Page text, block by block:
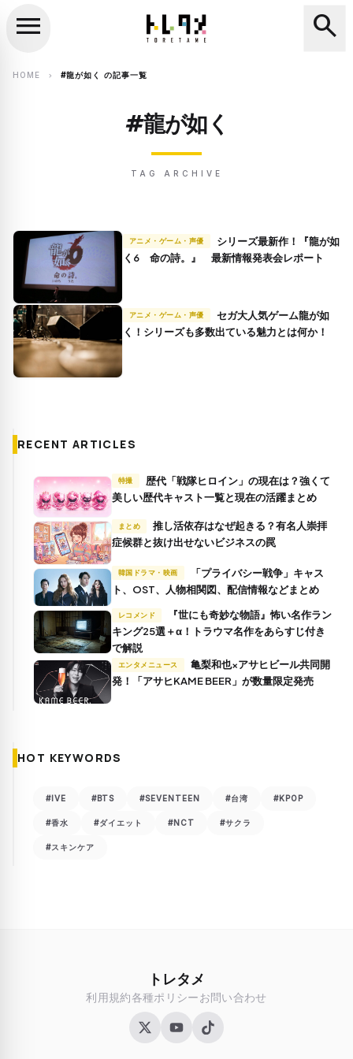
search
menu search
HOME chevron_right #龍が如く の記事一覧
#龍が如く
TAG ARCHIVE
アニメ・ゲーム・声優
く6 命の詩。』 最新情報発表会レポート
アニメ・ゲーム・声優
く！シリーズも多数出ている魅力とは何か！
RECENT ARTICLES
特撮
美しい歴代キャスト一覧と現在の活躍まとめ
まとめ
推し活依存はなぜ起きる？有名人崇拝
症候群と抜け出せないビジネスの罠
韓国ドラマ・映画
ト、OST、人物相関図、配信情報などまとめ
レコメンド
キング25選＋α！トラウマ名作をあらすじ付き
で解説
エンタメニュース
発！「アサヒKAME BEER」が数量限定発売
HOT KEYWORDS
#IVE #BTS #SEVENTEEN #台湾 #KPOP
#香水 #ダイエット #NCT #サクラ
#スキンケア
トレタメ
利用規約各種ポリシーお問い合わせ